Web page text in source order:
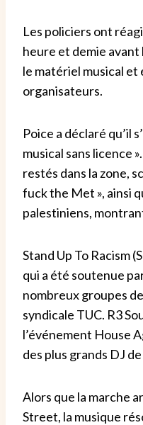
Les policiers ont
heure et demie avant
le matériel musical et
organisateurs.
Poice a déclaré qu’il
musical sans licence
restés dans la zone,
fuck the Met », ainsi
palestiniens,
Stand Up To Racism
qui a été soutenue
nombreux groupes
syndicale TUC. R3
l’événement House
des plus grands DJ
Alors que la marche
Street, la musique